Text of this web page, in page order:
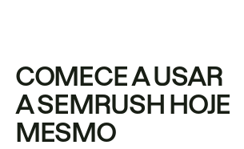
COMECE A USAR
A SEMRUSH HOJE
MESMO